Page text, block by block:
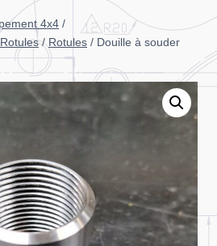
4x4 /
/ Rotules / Douille à souder